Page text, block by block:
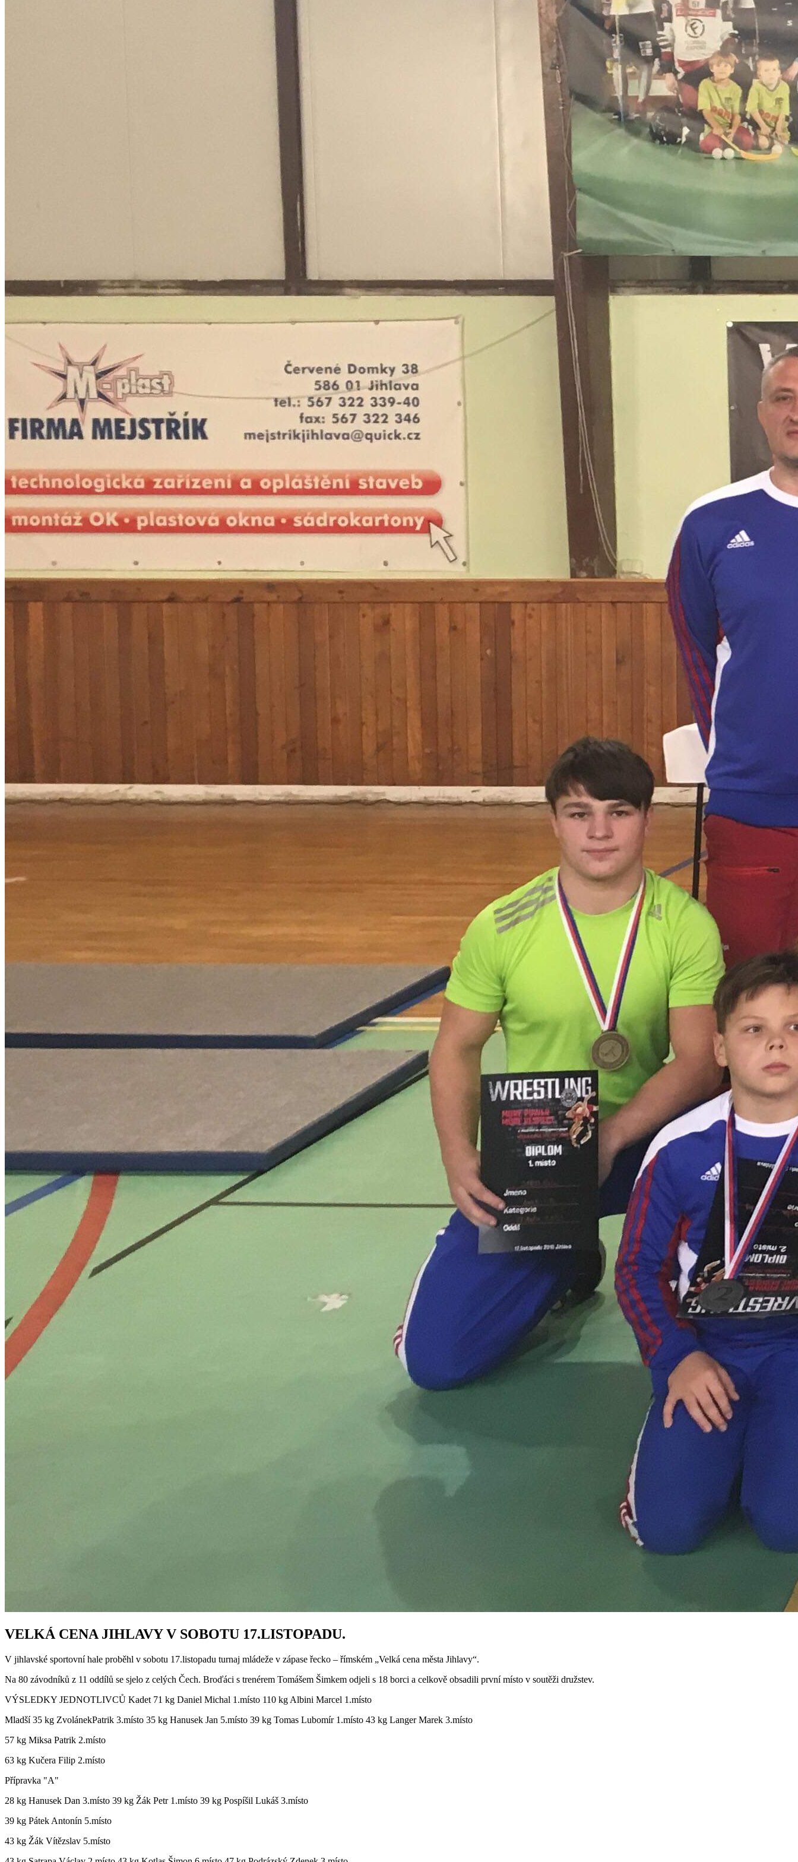
VELKÁ CENA JIHLAVY V SOBOTU 17.LISTOPADU.
V jihlavské sportovní hale proběhl v sobotu 17.listopadu turnaj mládeže v zápase řecko – římském „Velká cena města Jihlavy“.
Na 80 závodníků z 11 oddílů se sjelo z celých Čech. Broďáci s trenérem Tomášem Šimkem odjeli s 18 borci a celkově obsadili první místo v soutěži družstev.
VÝSLEDKY JEDNOTLIVCŮ Kadet 71 kg Daniel Michal 1.místo 110 kg Albini Marcel 1.místo
Mladší 35 kg ZvolánekPatrik 3.místo 35 kg Hanusek Jan 5.místo 39 kg Tomas Lubomír 1.místo 43 kg Langer Marek 3.místo
57 kg Miksa Patrik 2.místo
63 kg Kučera Filip 2.místo
Přípravka "A"
28 kg Hanusek Dan 3.místo 39 kg Žák Petr 1.místo 39 kg Pospíšil Lukáš 3.místo
39 kg Pátek Antonín 5.místo
43 kg Žák Vítězslav 5.místo